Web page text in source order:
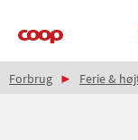
Main
Brødkrumme
Forbrug Ferie &